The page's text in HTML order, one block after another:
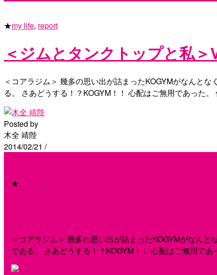
★my life, report
＜ジムとタンクトップと私＞
＜コアラジム＞ 幾多の思い出が詰まったKOGYMがなんと
る。 さあどうする！？KOGYM！！ 心配はご無用であった
Posted by
木全 靖陛
2014/02/21 /
★ ,
＜コアラジム＞ 幾多の思い出が詰まったKOGYMがなん
である。 さあどうする！？KOGYM！！ 心配はご無用で